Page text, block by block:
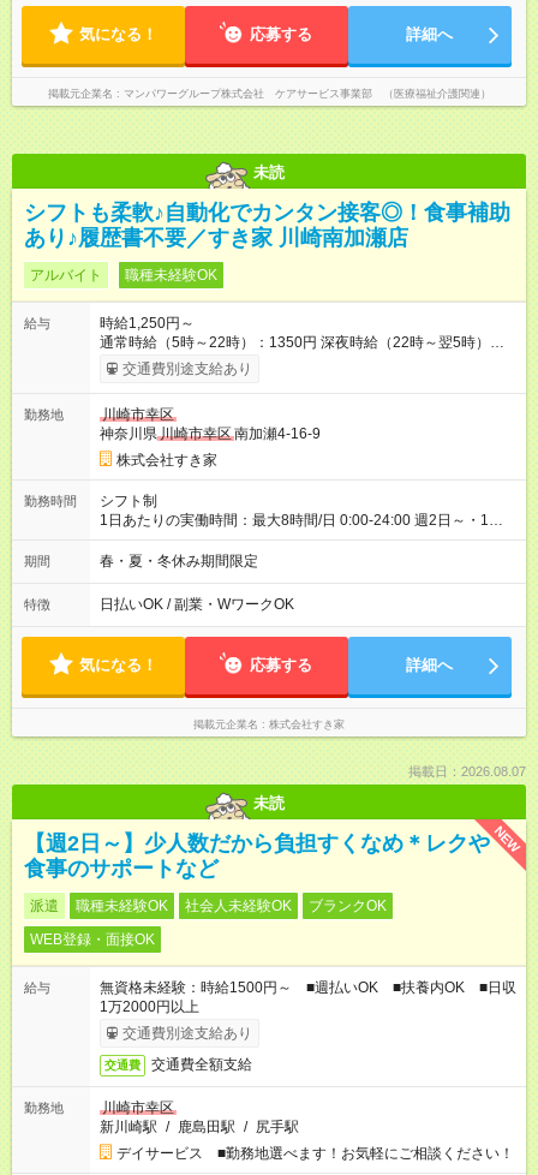
気になる！ 応募する 詳細へ
掲載元企業名 マンパワーグループ株式会社 ケアサービス事業部 （医療福祉介護関連）
未読
シフトも柔軟♪自動化でカンタン接客◎！食事補助
あり♪履歴書不要／すき家 川崎南加瀬店
アルバイト 職種未経験OK
給与
時給1,250円～
通常時給（5時～22時）：1350円 深夜時給（22時～翌5時）：
1688円 高校生時給：1250円 【特別手当】早朝手当（5：00-9：
00）時給+150円 【試用期間】試用期間あり 試用期間の長さ：1
30日（※条件変更なし）ですが、切り上げで一ヶ月とさせてい
ただきます。 研修制度あり：15時間(研修中も同時給）
交通費別途支給あり
勤務地
川崎市幸区
神奈川県川崎市幸区南加瀬4-16-9
株式会社すき家
勤務時間
シフト制
1日あたりの実働時間：最大8時間/日 0:00-24:00 週2日～・1日
2h～OK ＜シフト例＞ 〇朝帯 5:00-9:00 〇昼帯 9:00-14:00 〇午
後帯 14:00-18:00 〇夜帯 18:00-22:00 〇深夜帯 22:00-翌5:00 基
ます♪
期間 春・夏・冬休み期間限定
特徴 日払いOK / 副業・WワークOK
気になる！ 応募する 詳細へ
掲載元企業名 株式会社すき家
掲載日：2026.08.07
未読
NEW
【週2日～】少人数だから負担すくなめ＊レクや
食事のサポートなど
派遣 職種未経験OK 社会人未経験OK
ブランクOK
WEB登録・面接OK
給与
無資格未経験：時給1500円～ ■週払いOK ■扶養内OK ■日収
1万2000円以上
交通費別途支給あり
交通費 交通費全額支給
勤務地
川崎市幸区
新川崎駅 / 鹿島田駅 / 尻手駅
デイサービス ■勤務地選べます！お気軽にご相談ください！